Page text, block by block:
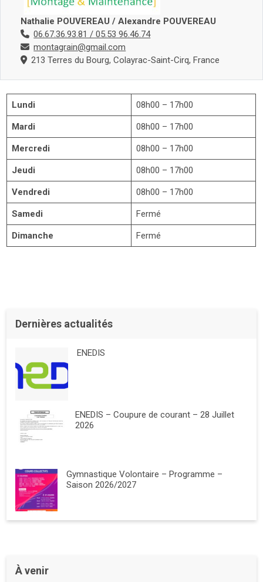
Nathalie POUVEREAU / Alexandre POUVEREAU
06.67.36.93.81 / 05.53 96.46.74
montagrain@gmail.com
213 Terres du Bourg, Colayrac-Saint-Cirq, France
Lundi 08h00 – 17h00
Mardi 08h00 – 17h00
Mercredi 08h00 – 17h00
Jeudi 08h00 – 17h00
Vendredi 08h00 – 17h00
Samedi Fermé
Dimanche Fermé
Dernières actualités
ENEDIS
ENEDIS – Coupure de courant – 28 Juillet
2026
Gymnastique Volontaire – Programme –
Saison 2026/2027
À venir